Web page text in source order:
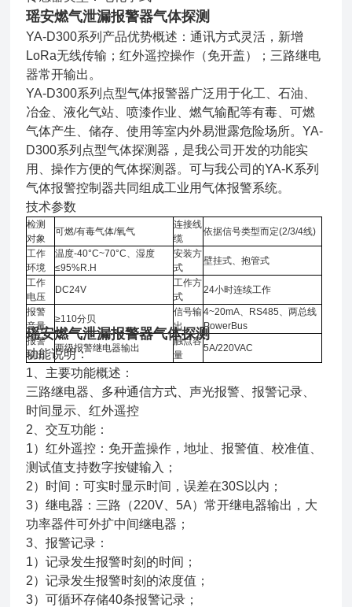
瑶安燃气泄漏报警器气体探测
YA-D300系列产品优势概述：通讯方式灵活，新增
LoRa无线传输；红外遥控操作（免开盖）；三路继电
器常开输出。
YA-D300系列点型气体报警器广泛用于化工、石油、
冶金、液化气站、喷漆作业、燃气输配等有毒、可燃
气体产生、储存、使用等室内外易泄露危险场所。YA-
D300系列点型气体探测器，是我公司开发的功能实
用、操作方便的气体探测器。可与我公司的YA-K系列
气体报警控制器共同组成工业用气体报警系统。
技术参数
检测
对象
可燃/有毒气体/氧气
连接线
缆
依据信号类型而定(2/3/4线)
工作
环境
温度-40°C~70°C、湿度
≤95%R.H
安装方
式
壁挂式、抱管式
工作
电压
DC24V
工作方
式
24小时连续工作
报警
音量
≥110分贝
信号输
出
4~20mA、RS485、两总线
PowerBus
报警
输出
两级报警继电器输出
触点容
量
5A/220VAC
瑶安燃气泄漏报警器气体探测
功能说明：
1、主要功能概述：
三路继电器、多种通信方式、声光报警、报警记录、
时间显示、红外遥控
2、交互功能：
1）红外遥控：免开盖操作，地址、报警值、校准值、
测试值支持数字按键输入；
2）时间：可实时显示时间，误差在30S以内；
3）继电器：三路（220V、5A）常开继电器输出，大
功率器件可外扩中间继电器；
3、报警记录：
1）记录发生报警时刻的时间；
2）记录发生报警时刻的浓度值；
3）可循环存储40条报警记录；